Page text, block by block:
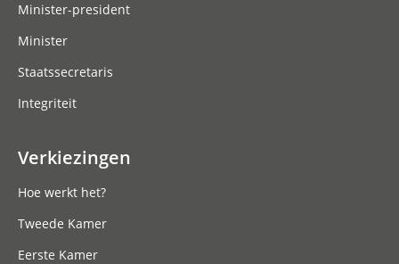
Minister-president
Minister
Staatssecretaris
Integriteit
Verkiezingen
Hoe werkt het?
Tweede Kamer
Eerste Kamer